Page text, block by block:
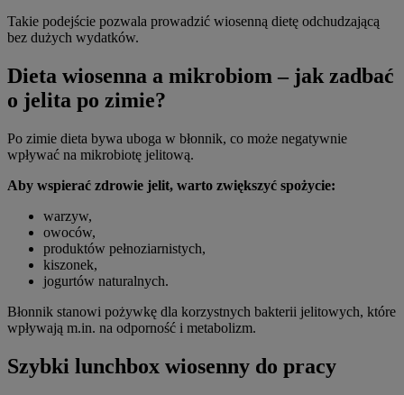
Takie podejście pozwala prowadzić wiosenną dietę odchudzającą
bez dużych wydatków.
Dieta wiosenna a mikrobiom – jak zadbać
o jelita po zimie?
Po zimie dieta bywa uboga w błonnik, co może negatywnie
wpływać na mikrobiotę jelitową.
Aby wspierać zdrowie jelit, warto zwiększyć spożycie:
warzyw,
owoców,
produktów pełnoziarnistych,
kiszonek,
jogurtów naturalnych.
Błonnik stanowi pożywkę dla korzystnych bakterii jelitowych, które
wpływają m.in. na odporność i metabolizm.
Szybki lunchbox wiosenny do pracy